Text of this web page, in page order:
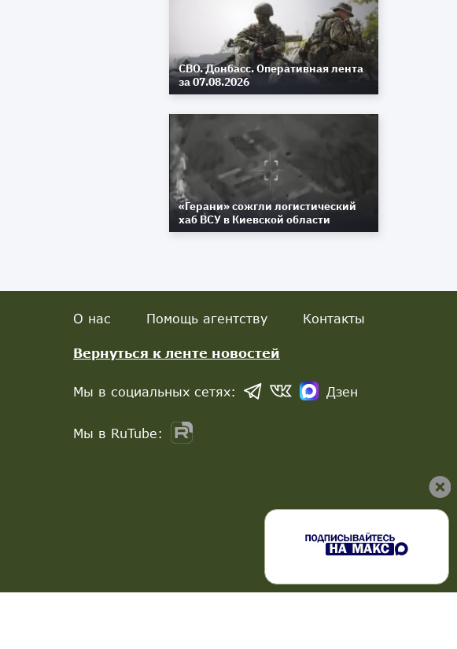
СВО. Донбасс. Оперативная лента
за 07.08.2026
«Герани» сожгли логистический
хаб ВСУ в Киевской области
О нас Помощь агентству Контакты
Вернуться к ленте новостей
Мы в социальных сетях: Дзен
Мы в RuTube: